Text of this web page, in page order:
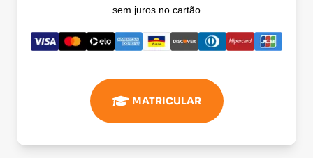
sem juros no cartão
MATRICULAR